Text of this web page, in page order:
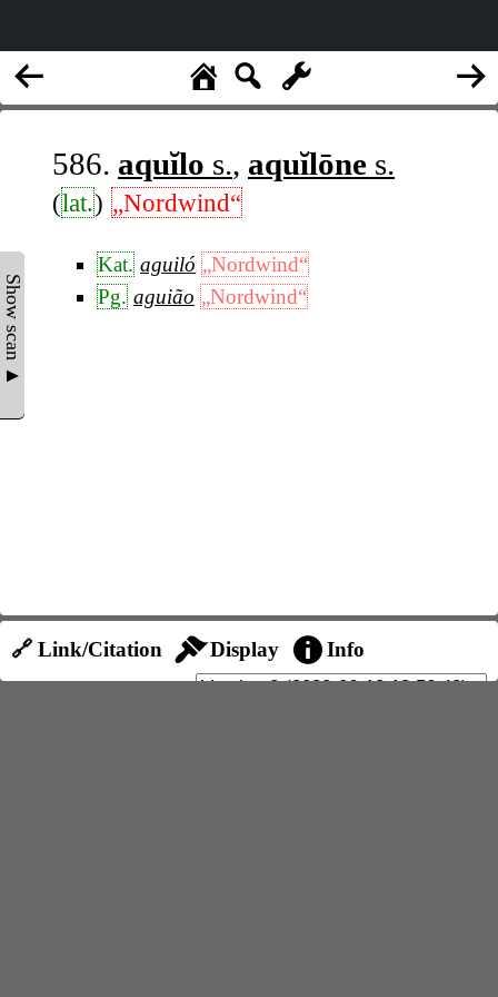
Show scan ▲
586. aquĭlo s., aquĭlōne s.
(lat.) „Nordwind“
Kat. aguiló „Nordwind“
Pg. aguião „Nordwind“
🔗 Link/Citation Display Info